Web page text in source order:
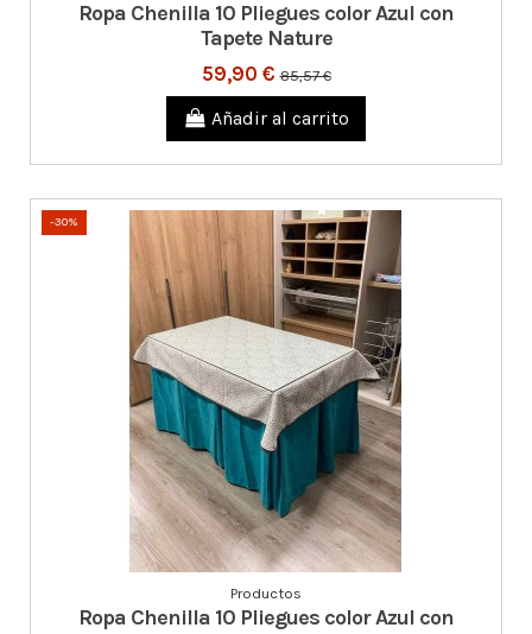
Ropa Chenilla 10 Pliegues color Azul con
Tapete Nature
59,90 €85,57 €
Añadir al carrito
-30%
Productos
Ropa Chenilla 10 Pliegues color Azul con